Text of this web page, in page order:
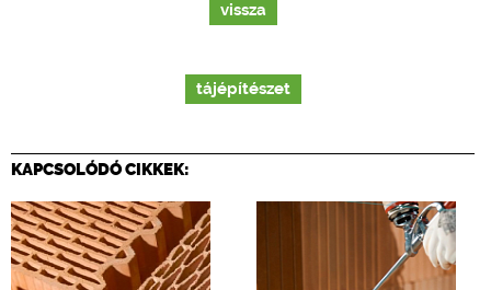
vissza
tájépítészet
KAPCSOLÓDÓ CIKKEK: